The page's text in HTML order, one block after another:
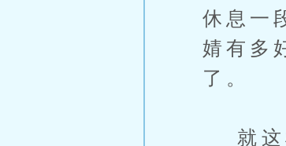
休息一
婧有多
了。
就这